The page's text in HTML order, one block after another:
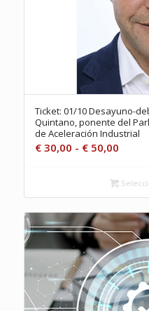
Ticket: 01/10 Desayuno-
Quintano, ponente del
de Aceleración Industrial
€30,00 - €50,00Rango
desde
€
hasta
€